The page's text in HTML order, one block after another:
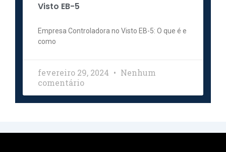
Visto EB-5
Empresa Controladora no Visto EB-5: O que é e
como
fevereiro 29, 2024
Nenhum
comentário